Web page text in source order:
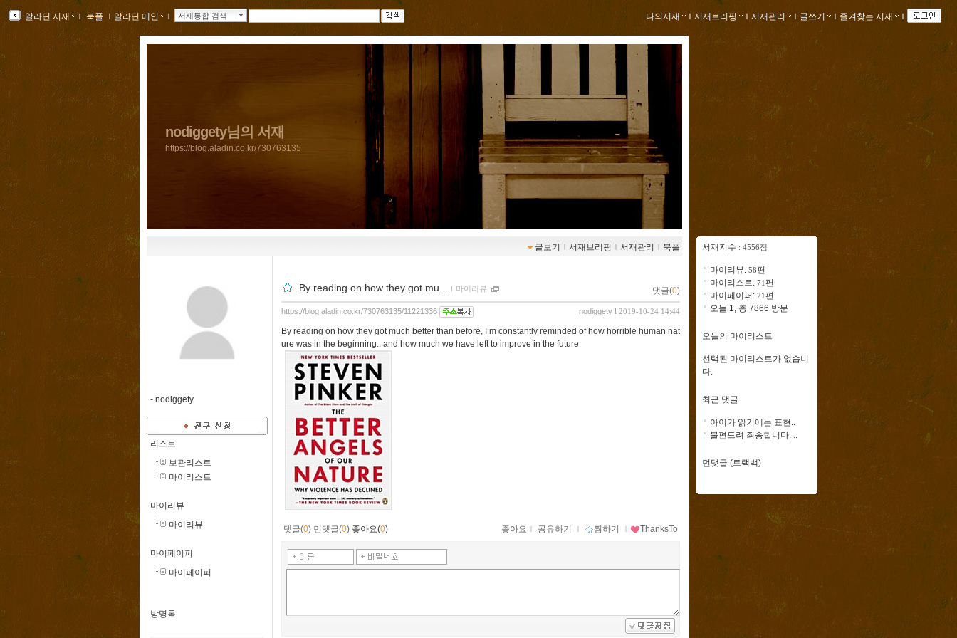
알라딘 서재 ｌ 북플 ｌ 알라딘 메인 ｌ 서재통합 검색 나의서재 ｌ 서재브리핑 ｌ 서재관리 ｌ 글쓰기 ｌ 즐겨찾는 서재 ｌ
nodiggety님의 서재
https://blog.aladin.co.kr/730763135
글보기 ｌ 서재브리핑 ｌ 서재관리 ｌ 북플
- nodiggety
리스트
보관리스트
마이리스트
마이리뷰
마이리뷰
마이페이퍼
마이페이퍼
방명록
By reading on how they got mu... ｌ 마이리뷰 댓글(0)
nodiggety l 2019-10-24 14:44
https://blog.aladin.co.kr/730763135/11221336
By reading on how they got much better than before, I’m constantly reminded of how horrible human nat
ure was in the beginning.. and how much we have left to improve in the future
댓글(0) 먼댓글(0) 좋아요(0) 좋아요 ｌ 공유하기 ｌ 찜하기 ｌ ThanksTo
서재지수 : 4556점
마이리뷰: 58편
마이리스트: 71편
마이페이퍼: 21편
오늘 1, 총 7866 방문
오늘의 마이리스트
선택된 마이리스트가 없습니
다.
최근 댓글
아이가 읽기에는 표현..
불편드려 죄송합니다. ..
먼댓글 (트랙백)